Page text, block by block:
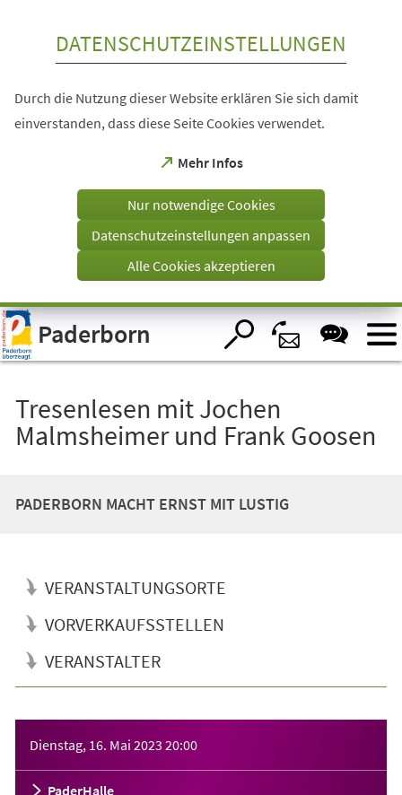
Visuelle
Assistenzsoftware
öffnen.
DATENSCHUTZEINSTELLUNGEN
Durch die Nutzung dieser Website erklären Sie sich damit
einverstanden, dass diese Seite Cookies verwendet.
Mehr Infos
(Öffnet
einem
Tab)
Nur notwendige Cookies
Datenschutzeinstellungen anpassen
Alle Cookies akzeptieren
Paderborn
Tresenlesen mit Jochen
Malmsheimer und Frank Goosen
PADERBORN MACHT ERNST MIT LUSTIG
VERANSTALTUNGSORTE
VORVERKAUFSSTELLEN
VERANSTALTER
Dienstag, 16. Mai 2023 20:00
PaderHalle